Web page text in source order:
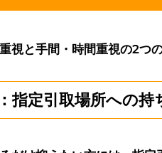
視と手間・時間重視の2つ
指定引取場所への持